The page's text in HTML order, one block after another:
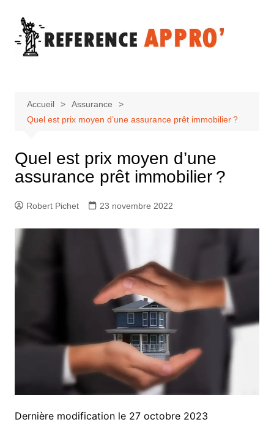
contenu
Accueil
Assurance
Quel est prix moyen d’une assurance prêt immobilier ?
Quel est prix moyen d’une
assurance prêt immobilier ?
Robert Pichet 23 novembre 2022
Dernière modification le 27 octobre 2023